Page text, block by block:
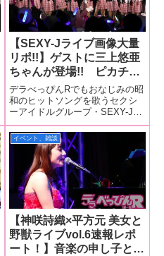
【SEXY-Jライブ画像大量
リポ!!】ゲストに三上悠亜
ちゃんが登場!! ピカチュ
ウからスケバン!?まで全員
コスプレのハロウィンライ
ブは大熱狂!! しかし、あ
やみ旬果ちゃん卒業＆瑠川
リナちゃんが衝撃の引退発
デラべっぴんRでもおなじみの昭
和のヒットソングを歌うセクシ
ーアイドルグループ・SEXY-Jの
「SEXY-J Halloween Party
2016」が24日、東京・渋谷のラ
イブハウス「www」で開催！
ライブのテーマである「ハロウ
ィンパー
イベント、雑談
【神咲詩織×平方元 美女と
野獣ライブvol.6速報レポ
ート！】音楽の申し子と稀